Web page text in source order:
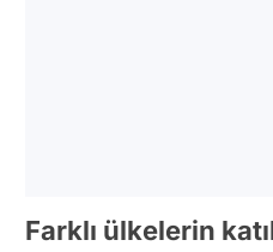
Farklı ülkelerin